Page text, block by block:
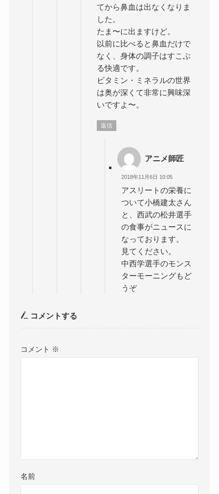
てから鼻血は出なくなりま
した。
たま〜に出ますけど。
以前に比べると鼻血だけで
なく、身体の調子はすこぶ
る快適です。
ビタミン・ミネラルの世界
は奥が深くて非常に興味深
いですよ〜。
返信
アニメ師匠
2018年11月6日 10:05
アスリートの栄養に
ついて小橋建太さん
と、西武の松井選手
の食事がニュースに
なっております。
見てください。
中西学選手のモンス
ターモーニングもど
うぞ
コメントする
コメント ※
名前